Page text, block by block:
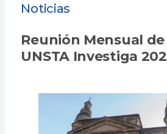
Noticias
Reunión Mensual
UNSTA Investiga